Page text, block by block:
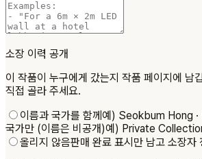
소장 이력 공개
이 작품이 누구에게 갔는지 작품 페이지에 남
직접 골라 주세요.
이름과 국가를 함께예) Seokbum Hong
국가만 (이름은 비공개)예) Private
올리지 않음판매 완료 표시만 남고 소장자